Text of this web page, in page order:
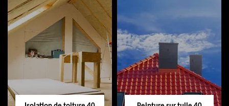
Urgence fuite de
toiture 40
Nettoyage
demoussage
toiture 40